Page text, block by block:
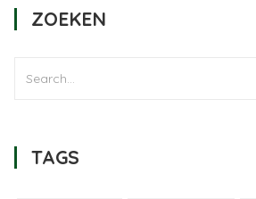
ZOEKEN
TAGS